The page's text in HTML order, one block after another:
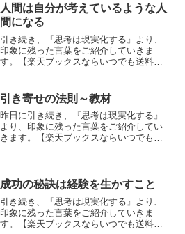
いるのだ。そしてそれは大...
人間は自分が考えているような人
間になる
引き続き、『思考は現実化する』より、
印象に残った言葉をご紹介していきま
す。【楽天ブックスならいつでも送料無
ようとする衝動を秘めている。というタ
イトルになっています。具...
引き寄せの法則～教材
昨日に引き続き、『思考は現実化する』
より、印象に残った言葉をご紹介してい
きます。【楽天ブックスならいつでも送
いきます。『人間の心と...
成功の秘訣は経験を生かすこと
引き続き、『思考は現実化する』より、
印象に残った言葉をご紹介していきま
す。【楽天ブックスならいつでも送料無